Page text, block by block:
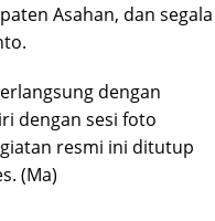
Asahan, dan segala
dengan
dengan sesi foto
resmi ini ditutup
(Ma)